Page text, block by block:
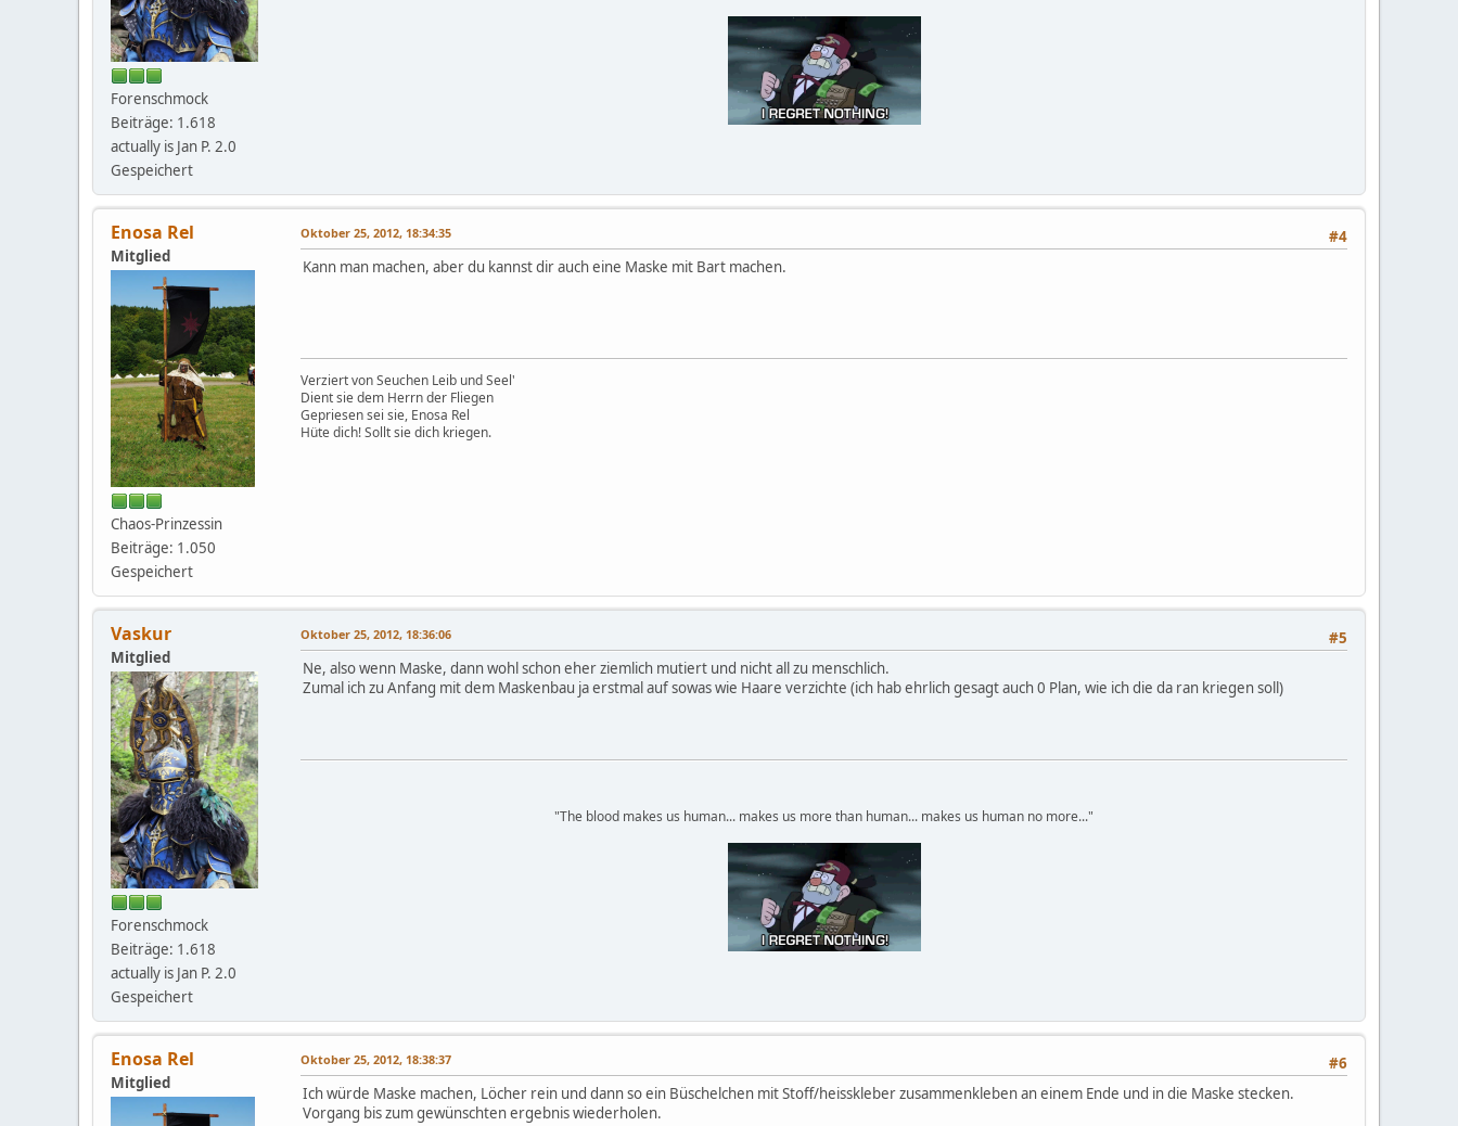
Forenschmock
Beiträge: 1.618
actually is Jan P. 2.0
Gespeichert
Enosa Rel
Mitglied
Chaos-Prinzessin
Beiträge: 1.050
Gespeichert
#4
Oktober 25, 2012, 18:34:35
Kann man machen, aber du kannst dir auch eine Maske mit Bart machen.
Verziert von Seuchen Leib und Seel'
Dient sie dem Herrn der Fliegen
Gepriesen sei sie, Enosa Rel
Hüte dich! Sollt sie dich kriegen.
Vaskur
Mitglied
Forenschmock
Beiträge: 1.618
actually is Jan P. 2.0
Gespeichert
#5
Oktober 25, 2012, 18:36:06
Ne, also wenn Maske, dann wohl schon eher ziemlich mutiert und nicht all zu menschlich.
Zumal ich zu Anfang mit dem Maskenbau ja erstmal auf sowas wie Haare verzichte (ich hab ehrlich gesagt auch 0 Plan, wie ich die da ran kriegen soll)
"The blood makes us human... makes us more than human... makes us human no more..."
Enosa Rel
Mitglied
#6
Oktober 25, 2012, 18:38:37
Ich würde Maske machen, Löcher rein und dann so ein Büschelchen mit Stoff/heisskleber zusammenkleben an einem Ende und in die Maske stecken.
Vorgang bis zum gewünschten ergebnis wiederholen.